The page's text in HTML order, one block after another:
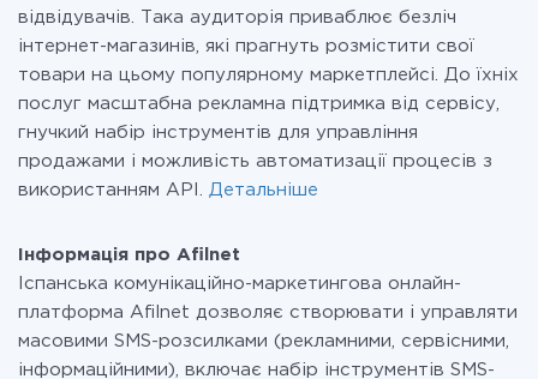
відвідувачів. Така аудиторія приваблює безліч
інтернет-магазинів, які прагнуть розмістити свої
товари на цьому популярному маркетплейсі. До їхніх
послуг масштабна рекламна підтримка від сервісу,
гнучкий набір інструментів для управління
продажами і можливість автоматизації процесів з
використанням API. Детальніше
Інформація про Afilnet
Іспанська комунікаційно-маркетингова онлайн-
платформа Afilnet дозволяє створювати і управляти
масовими SMS-розсилками (рекламними, сервісними,
інформаційними), включає набір інструментів SMS-